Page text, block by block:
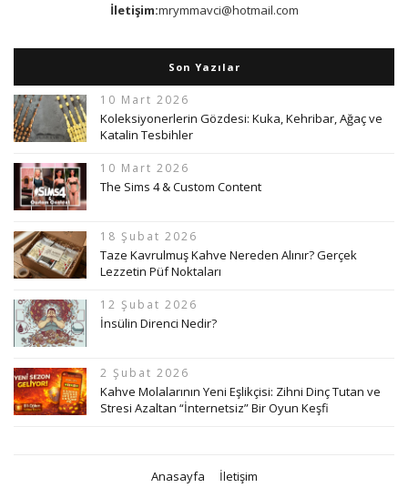
İletişim:mrymmavci@hotmail.com
Son Yazılar
10 Mart 2026
Koleksiyonerlerin Gözdesi: Kuka, Kehribar, Ağaç ve
Katalin Tesbihler
10 Mart 2026
The Sims 4 & Custom Content
18 Şubat 2026
Taze Kavrulmuş Kahve Nereden Alınır? Gerçek
Lezzetin Püf Noktaları
12 Şubat 2026
İnsülin Direnci Nedir?
2 Şubat 2026
Kahve Molalarının Yeni Eşlikçisi: Zihni Dinç Tutan ve
Stresi Azaltan “İnternetsiz” Bir Oyun Keşfi
Anasayfa İletişim